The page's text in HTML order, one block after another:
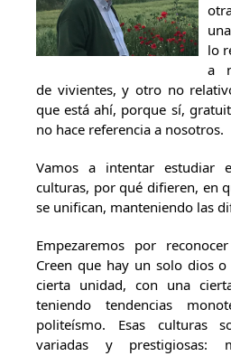
lo
a
de vivientes, y otro no
que está ahí, porque sí,
no hace referencia a nosotros.
Vamos a intentar estudiar
culturas, por qué difieren, en
se unifican, manteniendo las
Empezaremos por
Creen que hay un solo dios
cierta unidad, con una
teniendo tendencias
politeísmo. Esas culturas
variadas y prestigiosas: